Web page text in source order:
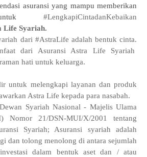
asuransi yang mampu memberikan
untuk #LengkapiCintadanKebaikan
Life Syariah.
dari #AstraLife adalah bentuk cinta.
dari Asuransi Astra Life Syariah
hati untuk keluarga.
untuk melengkapi layanan dan produk
Astra Life kepada para nasabah.
Syariah Nasional - Majelis Ulama
Nomor 21/DSN-MUI/X/2001 tentang
Syariah; Asuransi syariah adalah
dan tolong menolong di antara sejumlah
dalam bentuk aset dan / atau